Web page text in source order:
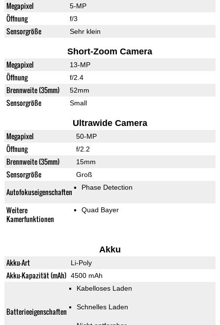
Megapixel 5-MP
Öffnung f/3
Sensorgröße Sehr klein
Short-Zoom Camera
Megapixel 13-MP
Öffnung f/2.4
Brennweite (35mm) 52mm
Sensorgröße Small
Ultrawide Camera
Megapixel 50-MP
Öffnung f/2.2
Brennweite (35mm) 15mm
Sensorgröße Groß
Autofokuseigenschaften Phase Detection
Weitere
Kamerfunktionen
Quad Bayer
Akku
Akku-Art Li-Poly
Akku-Kapazität (mAh) 4500 mAh
Batterieeigenschaften
Kabelloses Laden
Schnelles Laden